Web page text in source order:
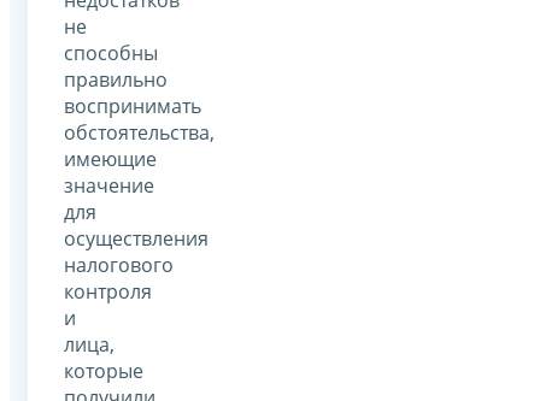
не
способны
правильно
воспринимать
обстоятельства,
имеющие
значение
для
осуществления
налогового
контроля
и
лица,
которые